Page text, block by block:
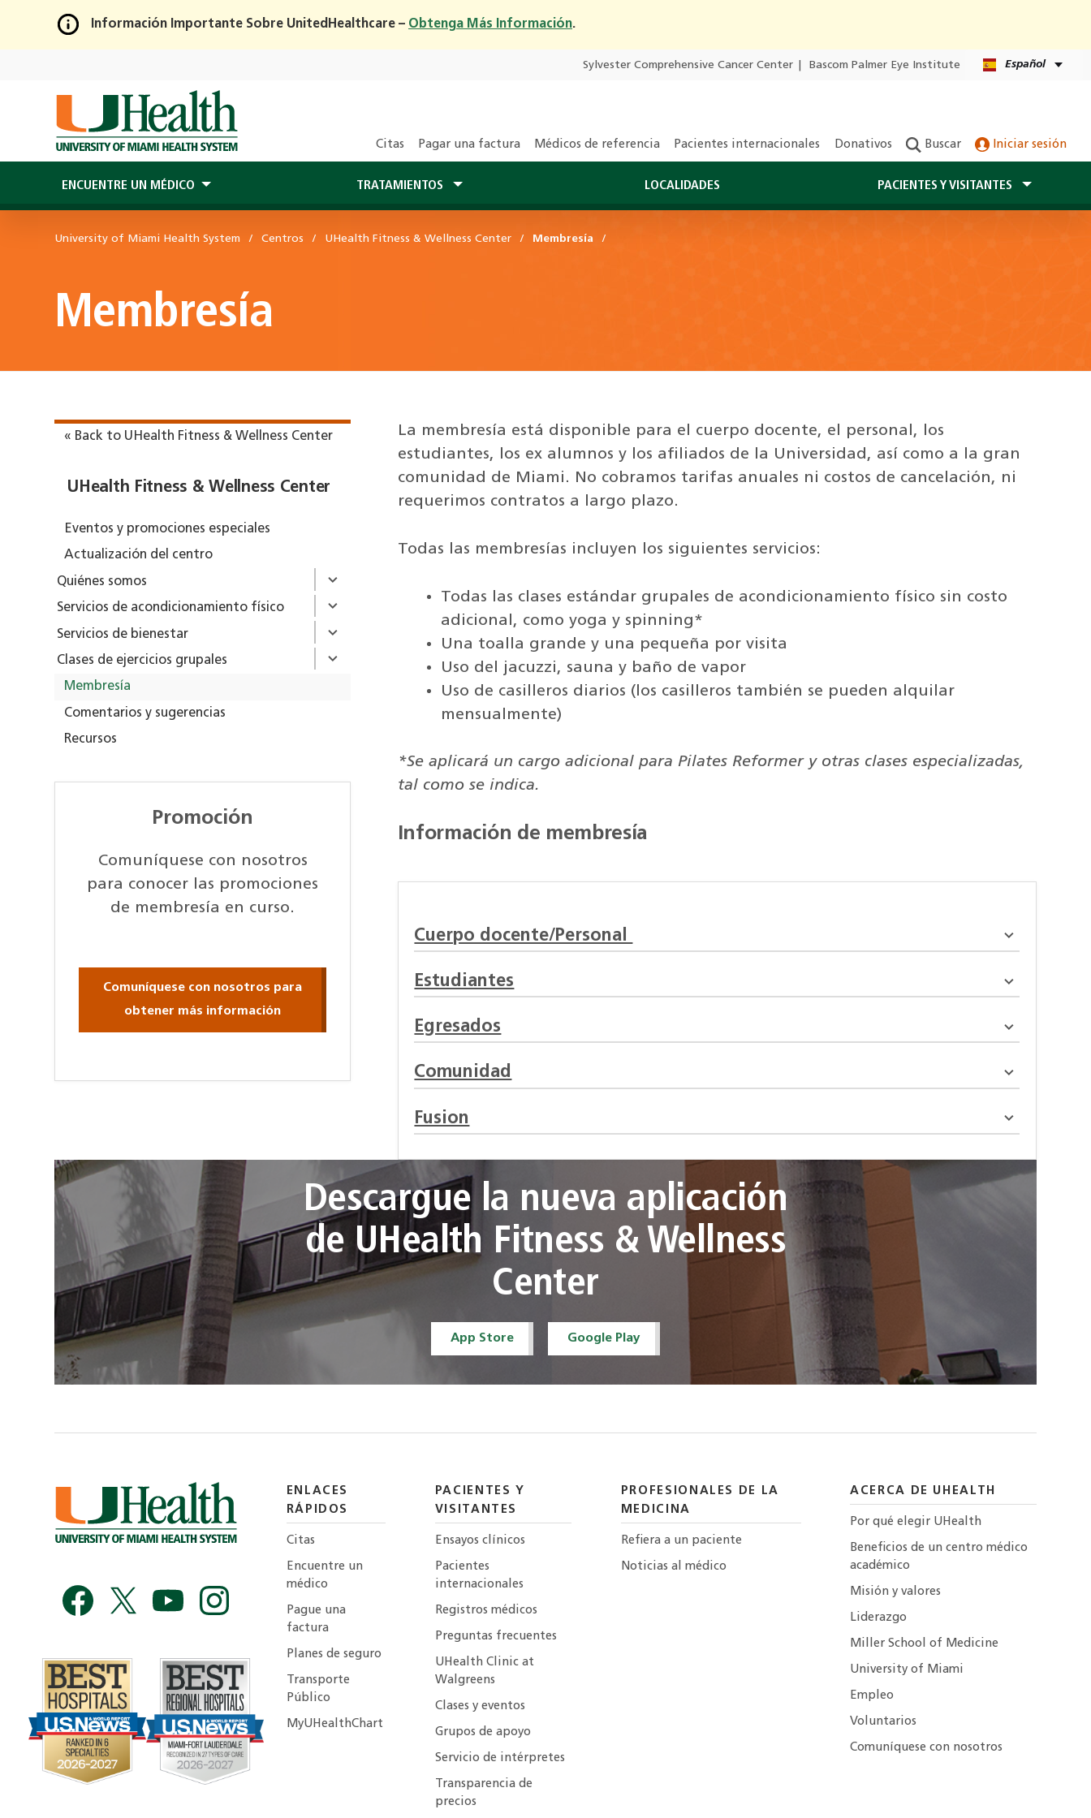
Skip
Main
Content
Información Importante Sobre UnitedHealthcare – Obtenga Más Información.
Sylvester Comprehensive Cancer Center Bascom Palmer Eye Institute Español
Citas Pagar una factura Médicos de referencia Pacientes internacionales Donativos Buscar Iniciar sesión
ENCUENTRE UN MÉDICO TRATAMIENTOS LOCALIDADES PACIENTES Y VISITANTES
University of Miami Health System Centros UHealth Fitness & Wellness Center Membresía
Membresía
« Back to UHealth Fitness & Wellness Center
UHealth Fitness & Wellness Center
Eventos y promociones especiales
Actualización del centro
Quiénes somos
Servicios de acondicionamiento físico
Servicios de bienestar
Clases de ejercicios grupales
Membresía
Comentarios y sugerencias
Recursos
Promoción
Comuníquese con nosotros
para conocer las promociones
de membresía en curso.
Comuníquese con nosotros para
obtener más información
La membresía está disponible para el cuerpo docente, el personal, los
estudiantes, los ex alumnos y los afiliados de la Universidad, así como a la gran
comunidad de Miami. No cobramos tarifas anuales ni costos de cancelación, ni
requerimos contratos a largo plazo.
Todas las membresías incluyen los siguientes servicios:
Todas las clases estándar grupales de acondicionamiento físico sin costo
adicional, como yoga y spinning*
Una toalla grande y una pequeña por visita
Uso del jacuzzi, sauna y baño de vapor
Uso de casilleros diarios (los casilleros también se pueden alquilar
mensualmente)
*Se aplicará un cargo adicional para Pilates Reformer y otras clases especializadas,
tal como se indica.
Información de membresía
Cuerpo docente/Personal
Estudiantes
Egresados
Comunidad
Fusion
Descargue la nueva aplicación
de UHealth Fitness & Wellness
Center
App Store Google Play
ENLACES
RÁPIDOS
Citas
Encuentre un
médico
Pague una
factura
Planes de seguro
Transporte
Público
MyUHealthChart
PACIENTES Y
VISITANTES
Ensayos clínicos
Pacientes
internacionales
Registros médicos
Preguntas frecuentes
UHealth Clinic at
Walgreens
Clases y eventos
Grupos de apoyo
Servicio de intérpretes
Transparencia de
precios
PROFESIONALES DE LA
MEDICINA
Refiera a un paciente
Noticias al médico
ACERCA DE UHEALTH
Por qué elegir UHealth
Beneficios de un centro médico
académico
Misión y valores
Liderazgo
Miller School of Medicine
University of Miami
Empleo
Voluntarios
Comuníquese con nosotros